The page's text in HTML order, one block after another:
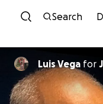
Search
Luis Vega for